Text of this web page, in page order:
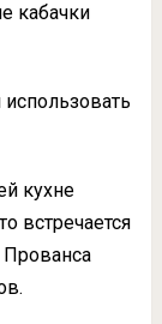
кабачки
кухне
встречается